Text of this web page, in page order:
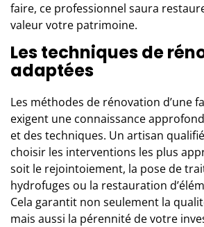
faire, ce professionnel saura
valeur votre patrimoine.
Les techniques de
adaptées
Les méthodes de rénovation d’une
exigent une connaissance
et des techniques. Un artisan
choisir les interventions les plus
soit le rejointoiement, la pose de
hydrofuges ou la restauration
Cela garantit non seulement la
mais aussi la pérennité de votre